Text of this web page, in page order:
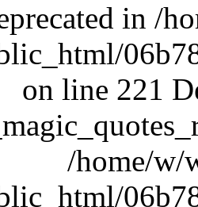
in /
on line 221
/home/w/